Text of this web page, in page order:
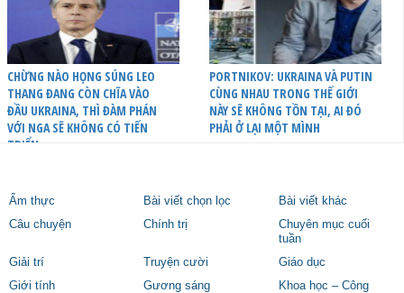
CHỪNG NÀO HỌNG SÚNG LEO
THANG ĐANG CÒN CHĨA VÀO
ĐẦU UKRAINA, THÌ ĐÀM PHÁN
VỚI NGA SẼ KHÔNG CÓ TIẾN
TRIỂN
PORTNIKOV: UKRAINA VÀ PUTIN
CÙNG NHAU TRONG THẾ GIỚI
NÀY SẼ KHÔNG TỒN TẠI, AI ĐÓ
PHẢI Ở LẠI MỘT MÌNH
Ẩm thực Bài viết chọn lọc
Bài viết khác
Câu chuyện
Chính trị
Chuyên mục cuối
tuần
Giải trí
Truyện cười
Giáo dục
Giới tính
Gương sáng
Khoa học – Công